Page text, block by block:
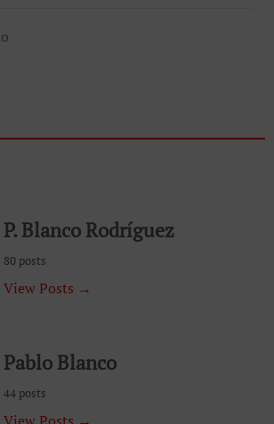
P. Blanco Rodríguez
80 posts
View Posts →
Pablo Blanco
44 posts